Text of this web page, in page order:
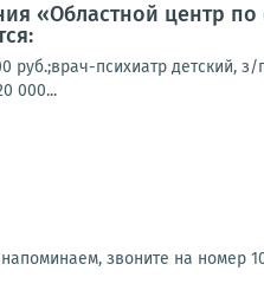
«Областной центр
психиатр детский,
000...
звоните на номер